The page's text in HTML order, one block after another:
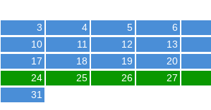
3
4 5 6
10
11 12 13
17
18 19 20
24
25 26 27
31